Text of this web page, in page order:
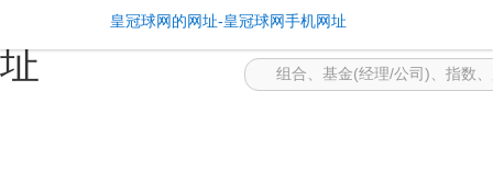
找不到内容 -皇冠球网的网
址
皇冠球网的网址-皇冠球网手机网址